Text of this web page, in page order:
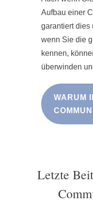
Aufbau einer
garantiert dies
wenn Sie die
kennen,
überwinden
WARUM
Letzte